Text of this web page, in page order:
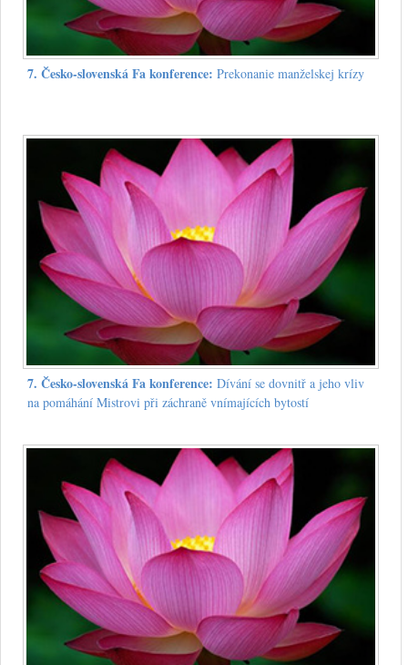
7. Česko-slovenská Fa konference: Prekonanie manželskej krízy
7. Česko-slovenská Fa konference: Dívání se dovnitř a jeho vliv
na pomáhání Mistrovi při záchraně vnímajících bytostí